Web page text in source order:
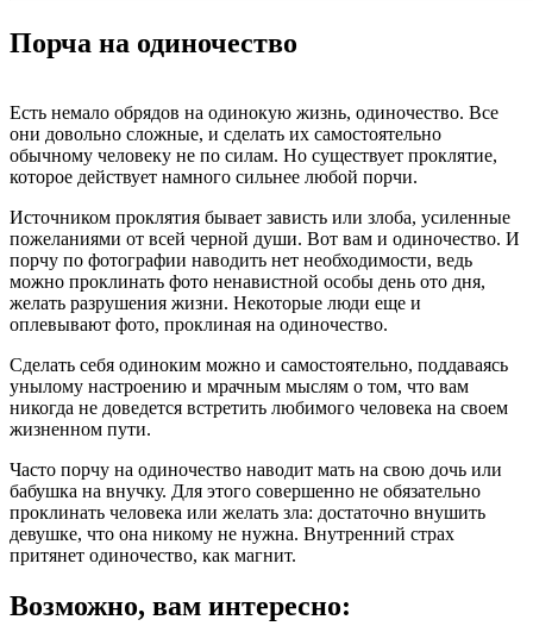
Порча на одиночество
Есть немало обрядов на одинокую жизнь, одиночество. Все
они довольно сложные, и сделать их самостоятельно
обычному человеку не по силам. Но существует проклятие,
которое действует намного сильнее любой порчи.
Источником проклятия бывает зависть или злоба, усиленные
пожеланиями от всей черной души. Вот вам и одиночество. И
порчу по фотографии наводить нет необходимости, ведь
можно проклинать фото ненавистной особы день ото дня,
желать разрушения жизни. Некоторые люди еще и
оплевывают фото, проклиная на одиночество.
Сделать себя одиноким можно и самостоятельно, поддаваясь
унылому настроению и мрачным мыслям о том, что вам
никогда не доведется встретить любимого человека на своем
жизненном пути.
Часто порчу на одиночество наводит мать на свою дочь или
бабушка на внучку. Для этого совершенно не обязательно
проклинать человека или желать зла: достаточно внушить
девушке, что она никому не нужна. Внутренний страх
притянет одиночество, как магнит.
Возможно, вам интересно: